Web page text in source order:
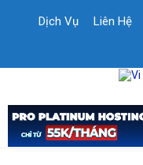
Dịch Vụ Liên Hệ